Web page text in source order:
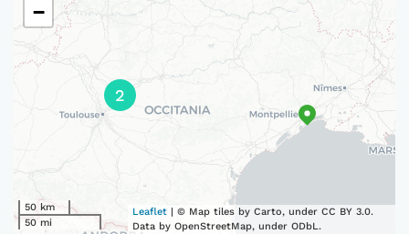
2
−
50 km
50 mi
Leaflet | © Map tiles by Carto, under CC BY 3.0.
Data by OpenStreetMap, under ODbL.